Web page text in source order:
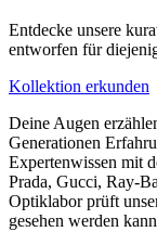
Entdecke unsere
entworfen für
Kollektion erkunden
Deine Augen
Generationen
Expertenwissen mit
Prada, Gucci, Ray-
Optiklabor prüft
gesehen werden